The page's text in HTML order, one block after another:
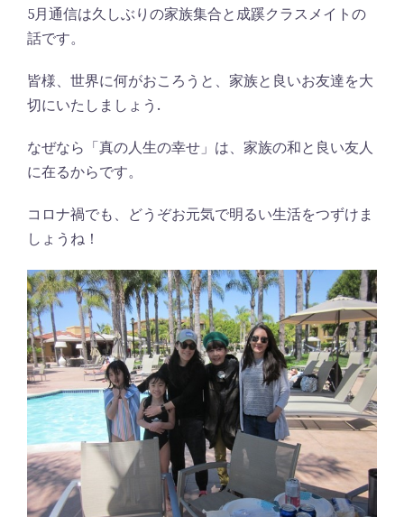
5月通信は久しぶりの家族集合と成蹊クラスメイトの
話です。
皆様、世界に何がおころうと、家族と良いお友達を大
切にいたしましょう.
なぜなら「真の人生の幸せ」は、家族の和と良い友人
に在るからです。
コロナ禍でも、どうぞお元気で明るい生活をつずけま
しょうね！